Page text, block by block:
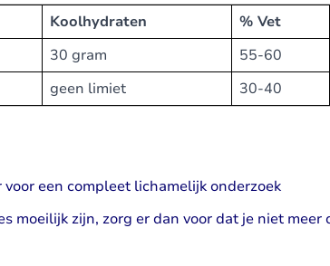
Koolhydraten % Vet
30 gram 55-60
geen limiet 30-40
voor een compleet lichamelijk onderzoek
moeilijk zijn, zorg er dan voor dat je niet